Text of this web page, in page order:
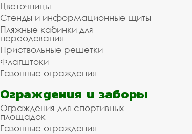
Цветочницы
Стенды и информационные щиты
Пляжные кабинки для
переодевания
Приствольные решетки
Флагштоки
Газонные ограждения
Ограждения и заборы
Ограждения для спортивных
площадок
Газонные ограждения